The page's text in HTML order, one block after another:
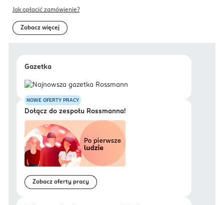
Jak opłacić zamówienie?
Zobacz więcej
Gazetka
NOWE OFERTY PRACY
Dołącz do zespołu Rossmanna!
Zobacz oferty pracy